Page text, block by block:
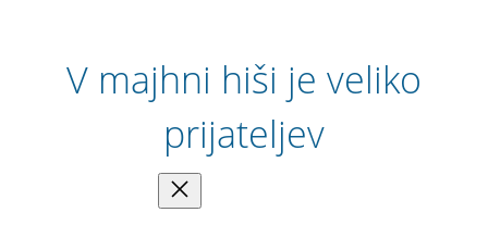
V majhni hiši je veliko
prijateljev